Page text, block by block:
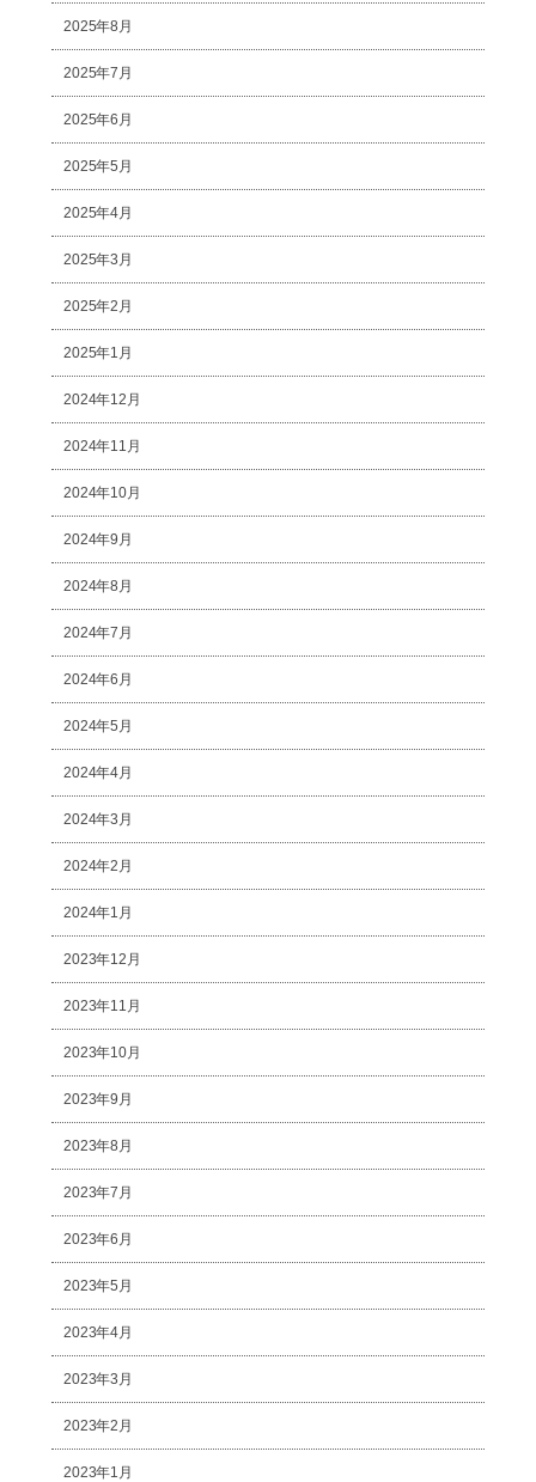
2025年8月
2025年7月
2025年6月
2025年5月
2025年4月
2025年3月
2025年2月
2025年1月
2024年12月
2024年11月
2024年10月
2024年9月
2024年8月
2024年7月
2024年6月
2024年5月
2024年4月
2024年3月
2024年2月
2024年1月
2023年12月
2023年11月
2023年10月
2023年9月
2023年8月
2023年7月
2023年6月
2023年5月
2023年4月
2023年3月
2023年2月
2023年1月